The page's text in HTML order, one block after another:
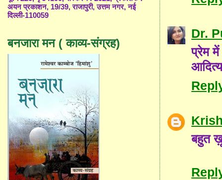
Dr.
प्रेम में
बहुत
अयन प्रकाशन, 19/39, राजापुरी, उत्तम नगर, नई
दिल्ली-110059
बनजारा मन ( काव्य-संग्रह)